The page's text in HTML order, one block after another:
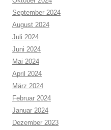
September 2024
August 2024
Juli 2024
Juni 2024
Mai 2024
April 2024
März 2024
Februar 2024
Januar 2024
Dezember 2023